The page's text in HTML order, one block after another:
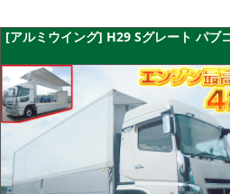
[アルミウイング] H29 Sグレート パブ